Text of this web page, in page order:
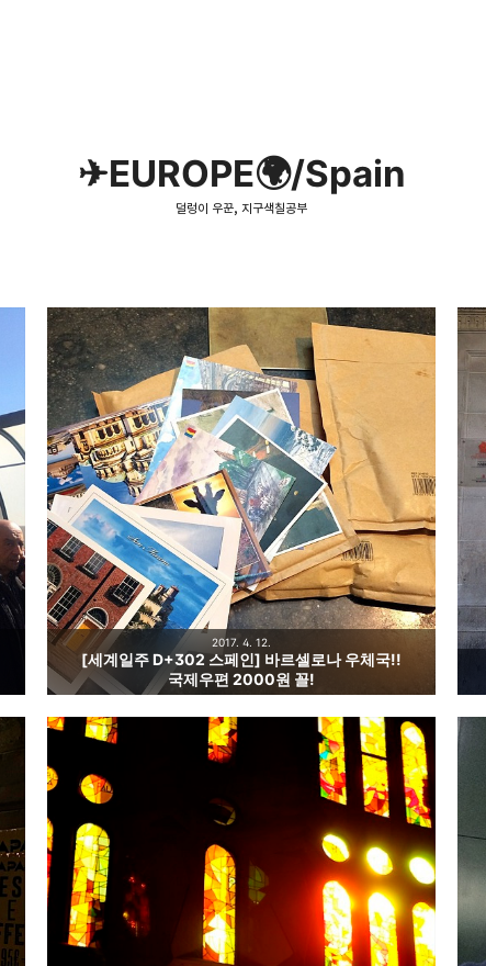
✈EUROPE🌍/Spain
덜렁이 우꾼, 지구색칠공부
[세계일주 D+302 스페인] 바르셀로나 우체국!!
국제우편 2000원 꼴!
2017. 4. 12.